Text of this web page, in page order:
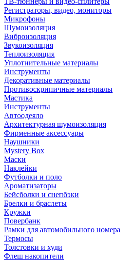
Регистраторы, видео, мониторы
Микрофоны
Шумоизоляция
Виброизоляция
Звукоизоляция
Теплоизоляция
Уплотнительные материалы
Инструменты
Декоративные материалы
Противоскрипичные материалы
Мастика
Инструменты
Автоодеяло
Архитектурная шумоизоляция
Фирменные аксессуары
Наушники
Mystery Box
Маски
Наклейки
Футболки и поло
Ароматизаторы
Бейсболки и снепбэки
Брелки и браслеты
Кружки
Повербанк
Рамки для автомобильного номера
Термосы
Толстовки и худи
Флеш накопители